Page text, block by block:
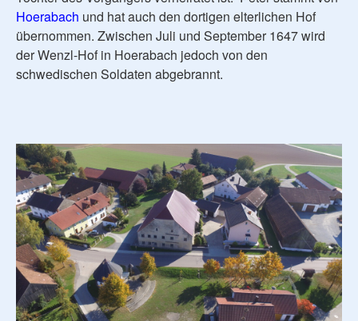
Hoerabach und hat auch den dortigen elterlichen Hof
übernommen. Zwischen Juli und September 1647 wird
der Wenzl-Hof in Hoerabach jedoch von den
schwedischen Soldaten abgebrannt.